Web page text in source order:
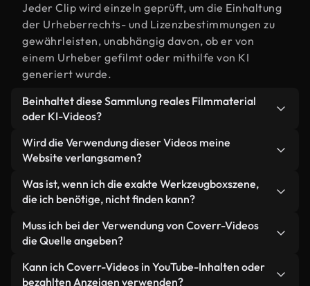
Jeder Clip wird einzeln geprüft, um die Einhaltung
der Urheberrechts- und Lizenzbestimmungen zu
gewährleisten, unabhängig davon, ob er von
einem Urheber gefilmt oder mithilfe von KI
generiert wurde.
Beinhaltet diese Sammlung reales Filmmaterial
oder KI-Videos?
Beides. Es handelt sich um eine Hybridbibliothek
aus realen, von Menschen aufgenommenen
generierten Videos. Jedes Video ist eindeutig
beschriftet, sodass Sie immer wissen, was Sie
verwenden.
Wird die Verwendung dieser Videos meine
Website verlangsamen?
Nicht, wenn Sie unsere optimierten Versionen
wählen. Wir bieten schlanke, webfähige Formate,
wurden – so bleibt die Qualität hoch, während
gleichzeitig die Ladezeiten minimiert und
Kennzahlen wie LCP verbessert werden.
Was ist, wenn ich die exakte Werkzeugboxszene,
die ich benötige, nicht finden kann?
Mit Coverr AI Studio erstellen Sie im
Handumdrehen ein solches Video. Beschreiben Sie
bei Sonnenuntergang" – und das Studio generiert
Muss ich bei der Verwendung von Coverr-Videos
die Quelle angeben?
Eine Namensnennung ist nicht erforderlich. Alle
Videos in unserer Stockbibliothek sind lizenzfrei
Kann ich Coverr-Videos in YouTube-Inhalten oder
bezahlten Anzeigen verwenden?